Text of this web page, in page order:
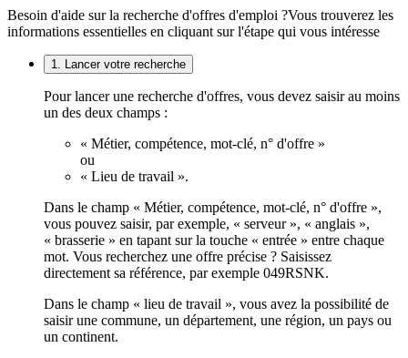
Besoin d'aide sur la recherche d'offres d'emploi ?Vous trouverez les
informations essentielles en cliquant sur l'étape qui vous intéresse
1. Lancer votre recherche
Pour lancer une recherche d'offres, vous devez saisir au moins
un des deux champs :
« Métier, compétence, mot-clé, n° d'offre »
ou
« Lieu de travail ».
Dans le champ « Métier, compétence, mot-clé, n° d'offre »,
vous pouvez saisir, par exemple, « serveur », « anglais »,
« brasserie » en tapant sur la touche « entrée » entre chaque
mot. Vous recherchez une offre précise ? Saisissez
directement sa référence, par exemple 049RSNK.
Dans le champ « lieu de travail », vous avez la possibilité de
saisir une commune, un département, une région, un pays ou
un continent.